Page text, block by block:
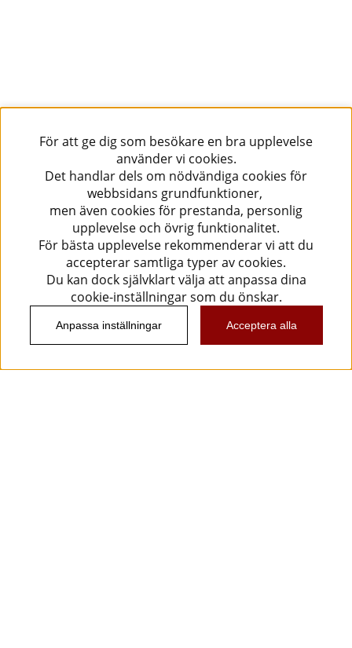
För att ge dig som besökare en bra upplevelse
använder vi cookies.
Det handlar dels om nödvändiga cookies för
webbsidans grundfunktioner,
men även cookies för prestanda, personlig
upplevelse och övrig funktionalitet.
För bästa upplevelse rekommenderar vi att du
accepterar samtliga typer av cookies.
Du kan dock självklart välja att anpassa dina
cookie-inställningar som du önskar.
Anpassa inställningar Acceptera alla